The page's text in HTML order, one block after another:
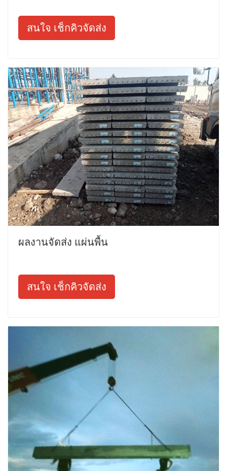
สนใจ เช็กคิวจัดส่ง
ผลงานจัดส่ง แผ่นพื้น
สนใจ เช็กคิวจัดส่ง